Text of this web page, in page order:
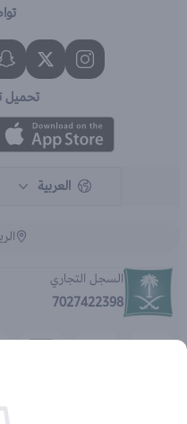
تحميل
العربية
السجل التجاري
7027422398